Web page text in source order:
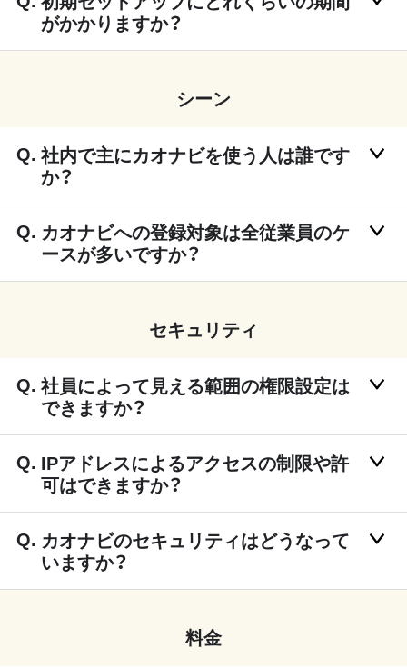
がかかりますか？
シーン
社内で主にカオナビを使う人は誰です
か？
カオナビへの登録対象は全従業員のケ
ースが多いですか？
セキュリティ
社員によって見える範囲の権限設定は
できますか？
IPアドレスによるアクセスの制限や許
可はできますか？
カオナビのセキュリティはどうなって
いますか？
料金